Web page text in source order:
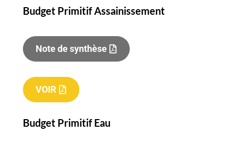
Budget Primitif Assainissement
Note de synthèse
VOIR
Budget Primitif Eau